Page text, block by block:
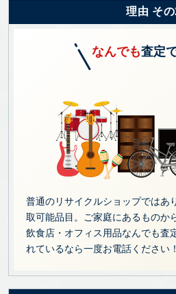
理由 その
なんでも査定
普通のリサイクルショップではあ
取可能品目。ご家庭にあるものか
飲食店・オフィス用品なんでも査
れているなら一度お電話ください！